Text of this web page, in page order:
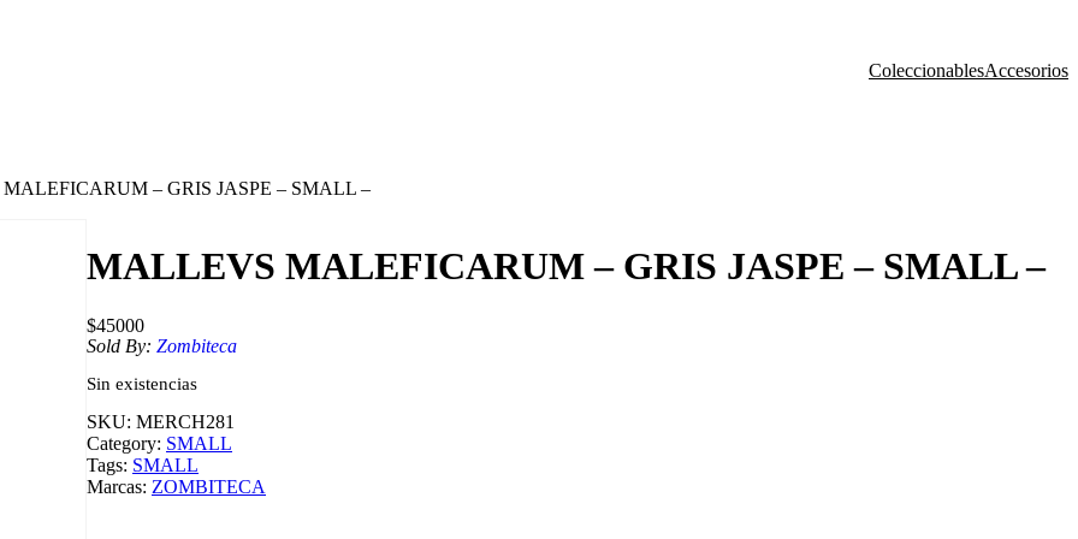
ColeccionablesAccesorios
– GRIS JASPE – SMALL –
MALLEVS MALEFICARUM – GRIS JASPE – SMALL –
$45000
Sold By: Zombiteca
Sin existencias
SKU: MERCH281
Category: SMALL
Tags: SMALL
Marcas: ZOMBITECA